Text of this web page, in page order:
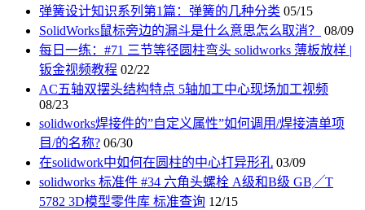
弹簧设计知识系列第1篇：弹簧的几种分类 05/15
SolidWorks鼠标旁边的漏斗是什么意思怎么取消？
08/09
每日一练：#71 三节等径圆柱弯头 solidworks 薄板放样 |
钣金视频教程 02/22
AC五轴双摆头结构特点 5轴加工中心现场加工视频
08/23
solidworks焊接件的”自定义属性”如何调用/焊接清单项
目/的名称? 06/30
在solidwork中如何在圆柱的中心打异形孔 03/09
solidworks 标准件 #34 六角头螺栓 A级和B级 GB╱T
5782 3D模型零件库 标准查询 12/15